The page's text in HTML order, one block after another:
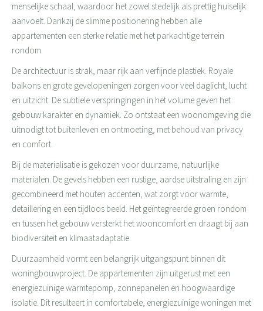
menselijke schaal, waardoor het zowel stedelijk als prettig huiselijk
aanvoelt. Dankzij de slimme positionering hebben alle
appartementen een sterke relatie met het parkachtige terrein
rondom.
De architectuur is strak, maar rijk aan verfijnde plastiek. Royale
balkons en grote gevelopeningen zorgen voor veel daglicht, lucht
en uitzicht. De subtiele verspringingen in het volume geven het
gebouw karakter en dynamiek. Zo ontstaat een woonomgeving die
uitnodigt tot buitenleven en ontmoeting, met behoud van privacy
en comfort.
Bij de materialisatie is gekozen voor duurzame, natuurlijke
materialen. De gevels hebben een rustige, aardse uitstraling en zijn
gecombineerd met houten accenten, wat zorgt voor warmte,
detaillering en een tijdloos beeld. Het geïntegreerde groen rondom
en tussen het gebouw versterkt het wooncomfort en draagt bij aan
biodiversiteit en klimaatadaptatie.
Duurzaamheid vormt een belangrijk uitgangspunt binnen dit
woningbouwproject. De appartementen zijn uitgerust met een
energiezuinige warmtepomp, zonnepanelen en hoogwaardige
isolatie. Dit resulteert in comfortabele, energiezuinige woningen met